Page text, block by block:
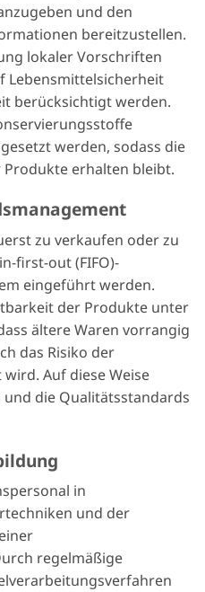
und den
bereitzustellen.
lokaler Vorschriften
Lebensmittelsicherheit
berücksichtigt werden.
werden, sodass die
erhalten bleibt.
zu verkaufen oder zu
first-out (FIFO)-
eingeführt werden.
der Produkte unter
ältere Waren vorrangig
das Risiko der
Auf diese Weise
die Qualitätsstandards
in
und der
regelmäßige